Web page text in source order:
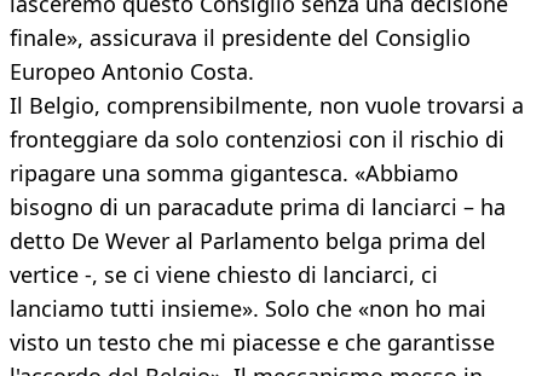
finale», assicurava il presidente del Consiglio
Europeo Antonio Costa.
Il Belgio, comprensibilmente, non vuole trovarsi a
fronteggiare da solo contenziosi con il rischio di
ripagare una somma gigantesca. «Abbiamo
bisogno di un paracadute prima di lanciarci – ha
detto De Wever al Parlamento belga prima del
vertice -, se ci viene chiesto di lanciarci, ci
lanciamo tutti insieme». Solo che «non ho mai
visto un testo che mi piacesse e che garantisse